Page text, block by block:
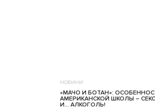
НОВИНИ
«МАЧО И БОТАН»:
АМЕРИКАНСКОЙ ШКОЛЫ –
И… АЛКОГОЛЬ!